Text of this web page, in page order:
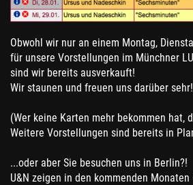
Obwohl wir nur an einem Montag,
für unsere Vorstellungen im Münchner
sind wir bereits ausverkauft!
Wir staunen und freuen uns darüber sehr!
(Wer keine Karten mehr bekommen hat,
Weitere Vorstellungen sind bereits in
...oder aber Sie besuchen uns in Berlin?!
U&N zeigen in den kommenden